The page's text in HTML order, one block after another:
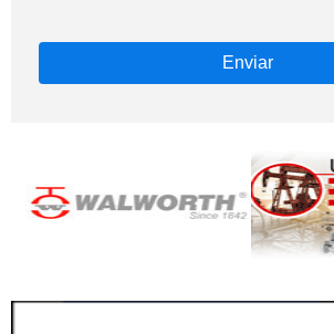
Enviar